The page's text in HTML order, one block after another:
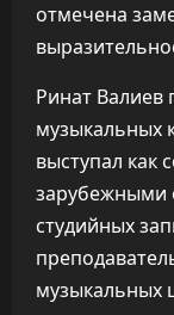
отмечена
Ринат Валиев
музыкальных
выступал как
зарубежными
студийных
музыкальных